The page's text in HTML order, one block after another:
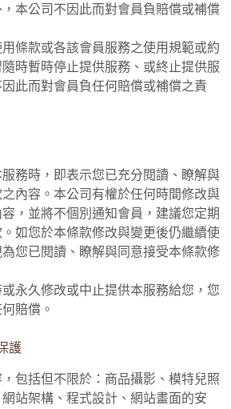
本公司不因此而對會員負賠償或補償
條款或各該會員服務之使用規範或約
時暫時停止提供服務、或終止提供服
此而對會員負任何賠償或補償之責
務時，即表示您已充分閱讀、瞭解與
之內容。本公司有權於任何時間修改與
，並將不個別通知會員，建議您定期
如您於本條款修改與變更後仍繼續使
您已閱讀、瞭解與同意接受本條款修
永久修改或中止提供本服務給您，您
賠償。
護
包括但不限於：商品攝影、模特兒照
站架構、程式設計、網站畫面的安